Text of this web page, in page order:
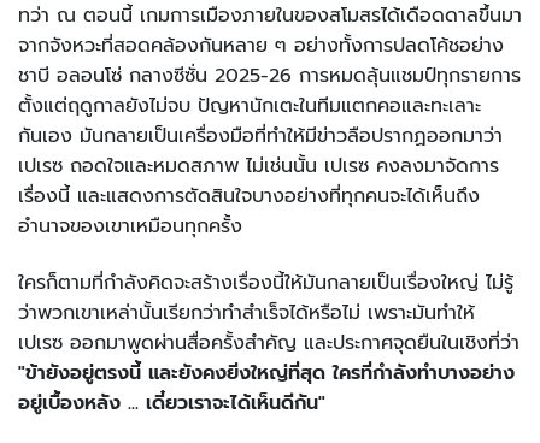
ทว่า ณ ตอนนี้ เกมการเมืองภายในของสโมสรได้เดือดดาลขึ้นมา
จากจังหวะที่สอดคล้องกันหลาย ๆ อย่างทั้งการปลดโค้ชอย่าง
ชาบี อลอนโซ่ กลางซีซั่น 2025-26 การหมดลุ้นแชมป์ทุกรายการ
ตั้งแต่ฤดูกาลยังไม่จบ ปัญหานักเตะในทีมแตกคอและทะเลาะ
กันเอง มันกลายเป็นเครื่องมือที่ทำให้มีข่าวลือปรากฏออกมาว่า
เปเรซ ถอดใจและหมดสภาพ ไม่เช่นนั้น เปเรซ คงลงมาจัดการ
เรื่องนี้ และแสดงการตัดสินใจบางอย่างที่ทุกคนจะได้เห็นถึง
อำนาจของเขาเหมือนทุกครั้ง
ใครก็ตามที่กำลังคิดจะสร้างเรื่องนี้ให้มันกลายเป็นเรื่องใหญ่ ไม่รู้
ว่าพวกเขาเหล่านั้นเรียกว่าทำสำเร็จได้หรือไม่ เพราะมันทำให้
เปเรซ ออกมาพูดผ่านสื่อครั้งสำคัญ และประกาศจุดยืนในเชิงที่ว่า
"ข้ายังอยู่ตรงนี้ และยังคงยิ่งใหญ่ที่สุด ใครที่กำลังทำบางอย่าง
อยู่เบื้องหลัง ... เดี๋ยวเราจะได้เห็นดีกัน"